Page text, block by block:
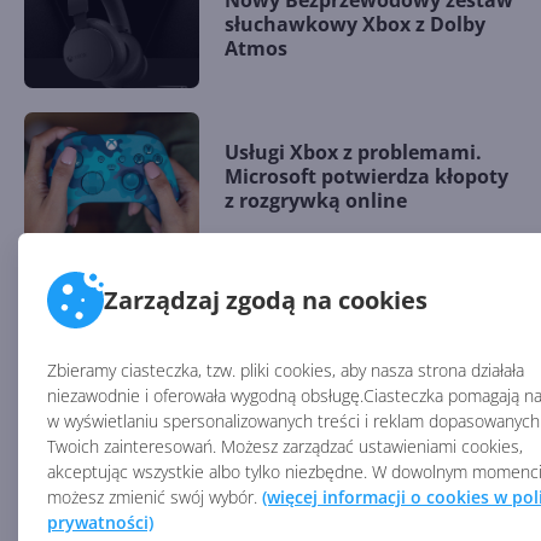
Zarządzaj zgodą na cookies
Zbieramy ciasteczka, tzw. pliki cookies, aby nasza strona działała
niezawodnie i oferowała wygodną obsługę.Ciasteczka pomagają
w wyświetlaniu spersonalizowanych treści i reklam
Twoich zainteresowań. Możesz zarządzać ustawieniami cookies,
akceptując wszystkie albo tylko niezbędne. W dowolnym
możesz zmienić swój wybór. (więcej informacji o cookies w
prywatności)
słuchawkowy Xbox z Dolby
Atmos
Usługi Xbox z problemami.
Microsoft potwierdza kłopoty
z rozgrywką online
Xbox mocno zredukował
Kolejne zwolnienia w dziale
Xbox - aż 650 pracowników
Zobaczwięcej